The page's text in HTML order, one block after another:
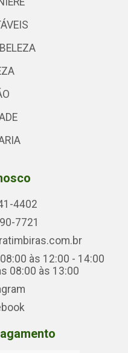
4402
7721
às 12:00 - 14:00
08:00 às 13:00